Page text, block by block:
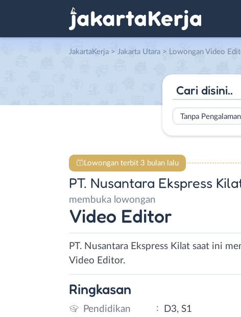
JakartaKerja > Jakarta Utara > Lowongan Video Editor di PT.
Tanpa Pengalaman
Lowongan terbit 3 bulan lalu
PT. Nusantara Ekspress
membuka lowongan
Video Editor
PT. Nusantara Ekspress Kilat saat ini
Video Editor.
Ringkasan
Pendidikan :
D3, S1